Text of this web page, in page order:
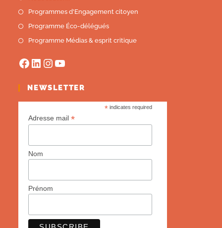
Programmes d'Engagement citoyen
Programme Éco-délégués
Programme Médias & esprit critique
NEWSLETTER
* indicates required
Adresse mail*
Nom
Prénom